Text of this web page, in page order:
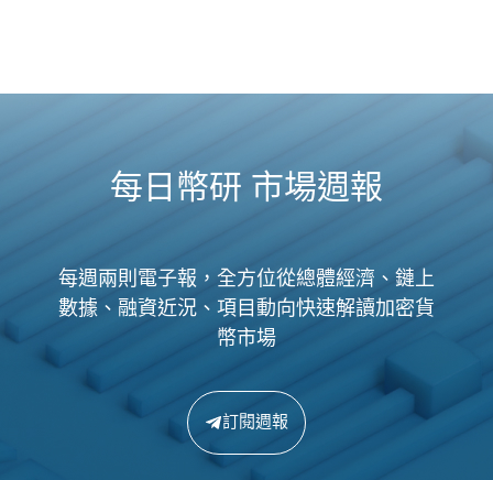
每日幣研 市場週報
每週兩則電子報，全方位從總體經濟、鏈上
數據、融資近況、項目動向快速解讀加密貨
幣市場
訂閱週報